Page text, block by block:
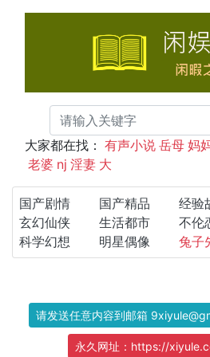
大家都在找： 有声小说 岳母 妈
老婆 nj 淫妻 大
国产剧情 国产精品 经验
玄幻仙侠
生活都市 不伦
科学幻想
明星偶像 兔子
请发送任意内容到邮箱
永久网址：https://